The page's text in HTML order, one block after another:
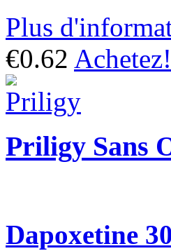
Plus
€0.62 Achetez!
Priligy Sans
Dapoxetine